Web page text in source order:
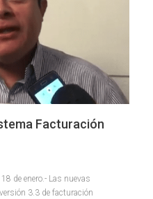
Facturación
de enero.- Las nuevas
3.3 de facturación